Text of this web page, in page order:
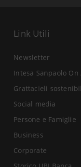
Link Utili
Newsletter
Intesa Sanpaolo On
Grattacieli
Social media
Persone e Famiglie
Business
Corporate